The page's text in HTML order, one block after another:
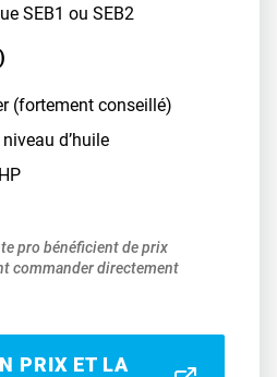
SEB1 ou SEB2
(fortement conseillé)
d’huile
pro bénéficient de prix
commander directement
PRIX ET LA